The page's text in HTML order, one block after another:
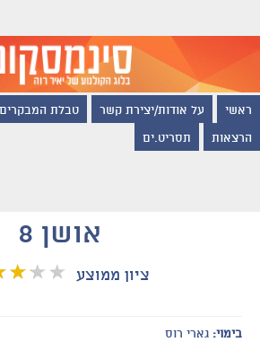
ראשי על אודות/יצירת קשר טבלת המבקרים
הרצאות תסריט.ים
אושן 8
ציון ממוצע
בימוי: גארי רוס